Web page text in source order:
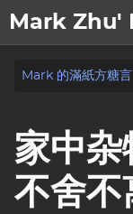
Mark Zhu'
關於我
日記
标签
Mark 的滿紙方糖言
家中杂
不舍